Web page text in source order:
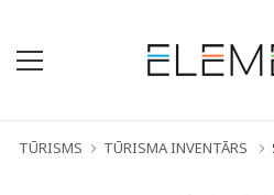
TŪRISMS TŪRISMA INVENTĀRS